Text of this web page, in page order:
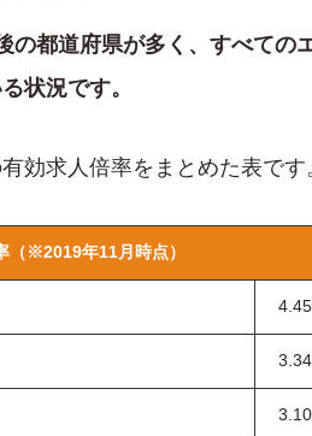
の都道府県が多く、すべての
状況です。
効求人倍率をまとめた表です
（※2019年11月時点）
4.45
3.34
3.10